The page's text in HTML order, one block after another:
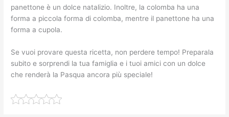
panettone è un dolce natalizio. Inoltre, la colomba ha una
forma a piccola forma di colomba, mentre il panettone ha una
forma a cupola.
Se vuoi provare questa ricetta, non perdere tempo! Preparala
subito e sorprendi la tua famiglia e i tuoi amici con un dolce
che renderà la Pasqua ancora più speciale!